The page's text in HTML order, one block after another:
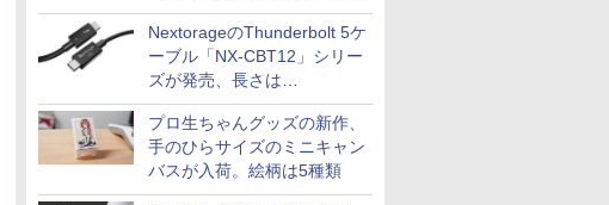
79,800円！秋葉原で中古PC
セール
NextorageのThunderbolt 5ケ
ーブル「NX-CBT12」シリー
ズが発売、長さは
30cm/50cm/1mの3種類
プロ生ちゃんグッズの新作、
手のひらサイズのミニキャン
バスが入荷。絵柄は5種類